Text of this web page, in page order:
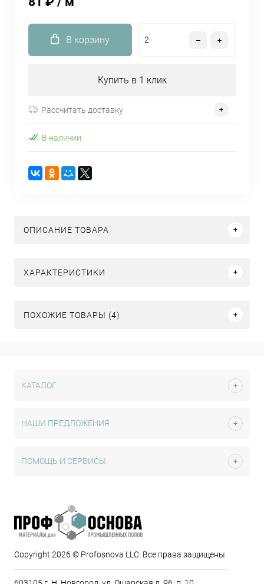
В корзину
Купить в 1 клик
Рассчитать доставку
В наличии
ОПИСАНИЕ ТОВАРА
ХАРАКТЕРИСТИКИ
ПОХОЖИЕ ТОВАРЫ (4)
КАТАЛОГ
НАШИ ПРЕДЛОЖЕНИЯ
ПОМОЩЬ И СЕРВИСЫ
Copyright 2026 © Profosnova LLC. Все права защищены.